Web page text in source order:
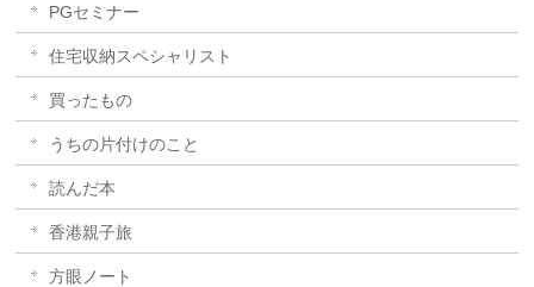
PGセミナー
住宅収納スペシャリスト
買ったもの
うちの片付けのこと
読んだ本
香港親子旅
方眼ノート